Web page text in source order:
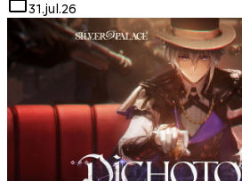
31.jul.26